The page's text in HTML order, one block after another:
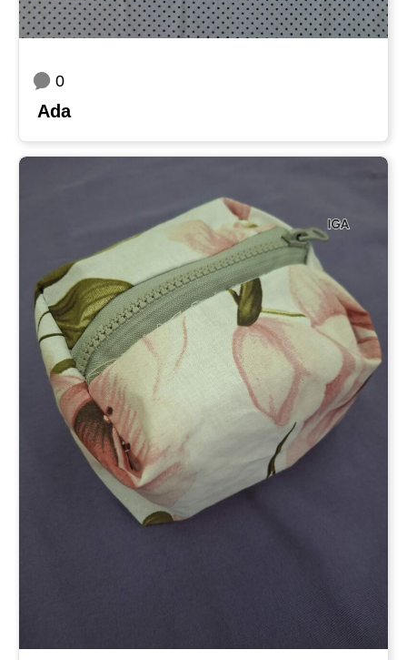
0
Ada